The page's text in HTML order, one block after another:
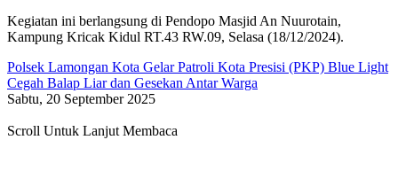
Kegiatan ini berlangsung di Pendopo Masjid An Nuurotain,
Kampung Kricak Kidul RT.43 RW.09, Selasa (18/12/2024).
Polsek Lamongan Kota Gelar Patroli Kota Presisi (PKP) Blue Light
Cegah Balap Liar dan Gesekan Antar Warga
Sabtu, 20 September 2025
Scroll Untuk Lanjut Membaca